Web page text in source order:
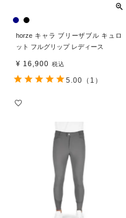
horze キャラ ブリーザブル キュロ
ット フルグリップ レディース
¥ 16,900 税込
5.00 （1）